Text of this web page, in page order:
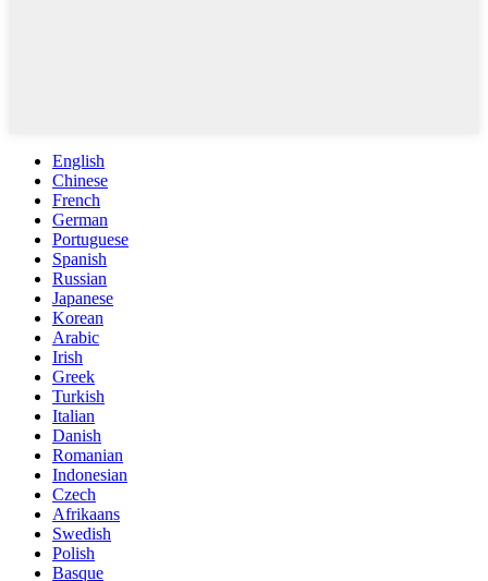
English
Chinese
French
German
Portuguese
Spanish
Russian
Japanese
Korean
Arabic
Irish
Greek
Turkish
Italian
Danish
Romanian
Indonesian
Czech
Afrikaans
Swedish
Polish
Basque